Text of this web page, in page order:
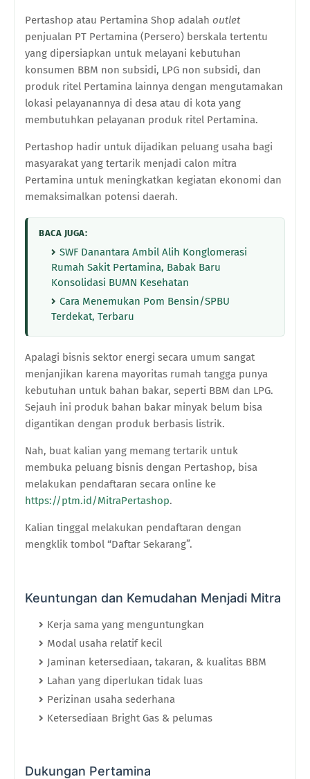
Pertashop atau Pertamina Shop adalah outlet
penjualan PT Pertamina (Persero) berskala tertentu
yang dipersiapkan untuk melayani kebutuhan
konsumen BBM non subsidi, LPG non subsidi, dan
produk ritel Pertamina lainnya dengan mengutamakan
lokasi pelayanannya di desa atau di kota yang
membutuhkan pelayanan produk ritel Pertamina.
Pertashop hadir untuk dijadikan peluang usaha bagi
masyarakat yang tertarik menjadi calon mitra
Pertamina untuk meningkatkan kegiatan ekonomi dan
memaksimalkan potensi daerah.
BACA JUGA:
SWF Danantara Ambil Alih Konglomerasi
Rumah Sakit Pertamina, Babak Baru
Konsolidasi BUMN Kesehatan
Cara Menemukan Pom Bensin/SPBU
Terdekat, Terbaru
Apalagi bisnis sektor energi secara umum sangat
menjanjikan karena mayoritas rumah tangga punya
kebutuhan untuk bahan bakar, seperti BBM dan LPG.
Sejauh ini produk bahan bakar minyak belum bisa
digantikan dengan produk berbasis listrik.
Nah, buat kalian yang memang tertarik untuk
membuka peluang bisnis dengan Pertashop, bisa
melakukan pendaftaran secara online ke
https://ptm.id/MitraPertashop.
Kalian tinggal melakukan pendaftaran dengan
mengklik tombol “Daftar Sekarang”.
Keuntungan dan Kemudahan Menjadi Mitra
Kerja sama yang menguntungkan
Modal usaha relatif kecil
Jaminan ketersediaan, takaran, & kualitas BBM
Lahan yang diperlukan tidak luas
Perizinan usaha sederhana
Ketersediaan Bright Gas & pelumas
Dukungan Pertamina